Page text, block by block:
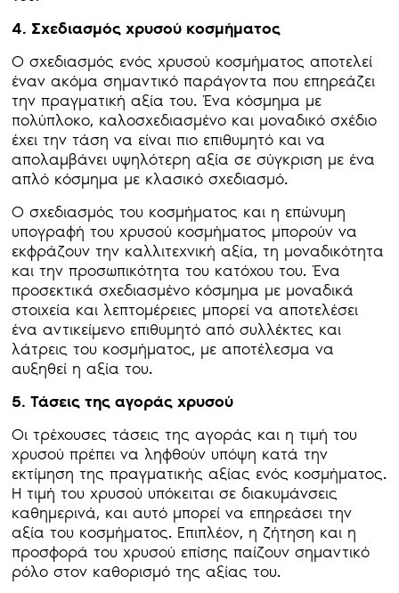
4. Σχεδιασμός χρυσού κοσμήματος
Ο σχεδιασμός ενός χρυσού κοσμήματος αποτελεί
έναν ακόμα σημαντικό παράγοντα που επηρεάζει
την πραγματική αξία του. Ένα κόσμημα με
πολύπλοκο, καλοσχεδιασμένο και μοναδικό σχέδιο
έχει την τάση να είναι πιο επιθυμητό και να
απολαμβάνει υψηλότερη αξία σε σύγκριση με ένα
απλό κόσμημα με κλασικό σχεδιασμό.
Ο σχεδιασμός του κοσμήματος και η επώνυμη
υπογραφή του χρυσού κοσμήματος μπορούν να
εκφράζουν την καλλιτεχνική αξία, τη μοναδικότητα
και την προσωπικότητα του κατόχου του. Ένα
προσεκτικά σχεδιασμένο κόσμημα με μοναδικά
στοιχεία και λεπτομέρειες μπορεί να αποτελέσει
ένα αντικείμενο επιθυμητό από συλλέκτες και
λάτρεις του κοσμήματος, με αποτέλεσμα να
αυξηθεί η αξία του.
5. Τάσεις της αγοράς χρυσού
Οι τρέχουσες τάσεις της αγοράς και η τιμή του
χρυσού πρέπει να ληφθούν υπόψη κατά την
εκτίμηση της πραγματικής αξίας ενός κοσμήματος.
Η τιμή του χρυσού υπόκειται σε διακυμάνσεις
καθημερινά, και αυτό μπορεί να επηρεάσει την
αξία του κοσμήματος. Επιπλέον, η ζήτηση και η
προσφορά του χρυσού επίσης παίζουν σημαντικό
ρόλο στον καθορισμό της αξίας του.